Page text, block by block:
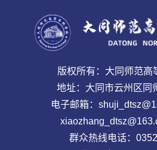
版权所有：大同师范高
地址：大同市云州区同
电子邮箱：
群众热线电话：